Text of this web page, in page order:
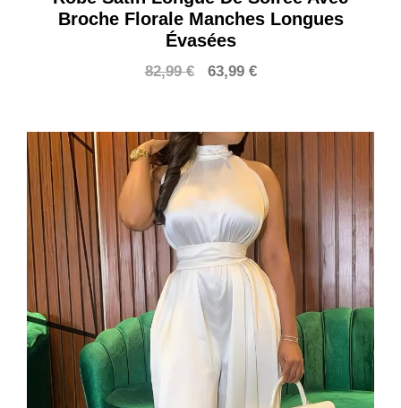
Broche Florale Manches Longues
Évasées
82,99€
Le
était :
82,99 €.
63,99 €Le
est :
63,99 €.